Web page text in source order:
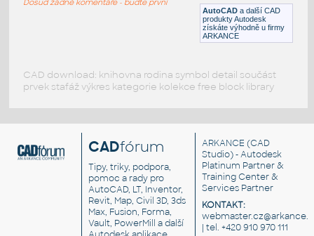
AutoCAD a další CAD
produkty Autodesk
získáte výhodně u firmy
ARKANCE
CAD download: knihovna rodina symbol detail součást
prvek stafáž výkres kategorie kolekce free block library
CADfórum
Tipy, triky, podpora,
pomoc a rady pro
AutoCAD, LT, Inventor,
Revit, Map, Civil 3D, 3ds
Max, Fusion, Forma,
Vault, PowerMill a další
ARKANCE (CAD
Studio) - Autodesk
Platinum Partner &
Training Center &
Services Partner
KONTAKT:
| tel. +420 910 970 111